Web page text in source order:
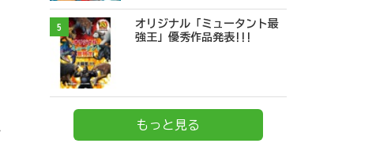
5
オリジナル「ミュータント最
強王」優秀作品発表!!!
もっと見る